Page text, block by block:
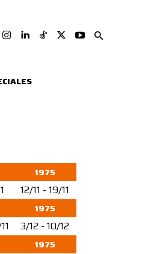
1975
12/11 - 19/11
1975
3/12 - 10/12
1975